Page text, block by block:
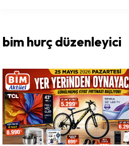
bim hurç düzenleyici